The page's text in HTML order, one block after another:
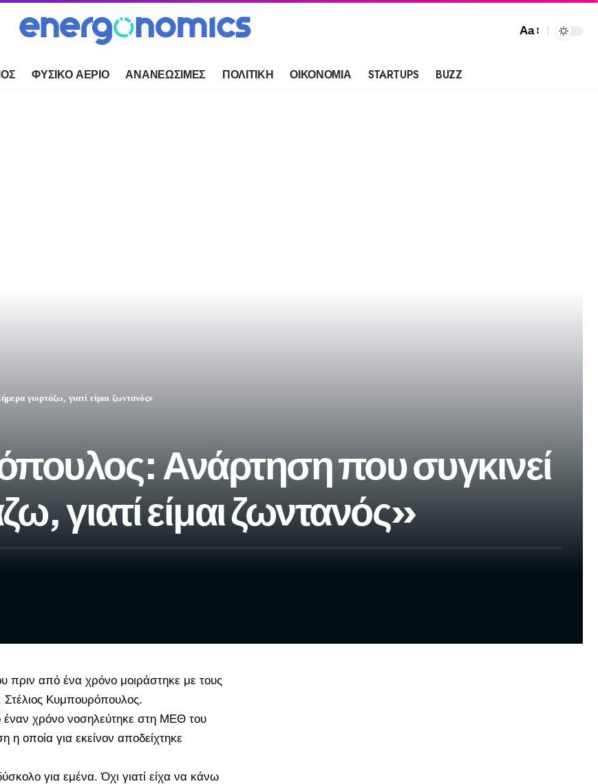
Aa
ΦΥΣΙΚΟ ΑΕΡΙΟ ΑΝΑΝΕΩΣΙΜΕΣ ΠΟΛΙΤΙΚΗ ΟΙΚΟΝΟΜΙΑ STARTUPS BUZZ
γιορτάζω, γιατί είμαι ζωντανός»
Ανάρτηση που συγκινεί
γιατί είμαι ζωντανός»
πριν από ένα χρόνο μοιράστηκε με τους
Στέλιος Κυμπουρόπουλος.
χρόνο νοσηλεύτηκε στη ΜΕΘ του
οποία για εκείνον αποδείχτηκε
για εμένα. Όχι γιατί είχα να κάνω